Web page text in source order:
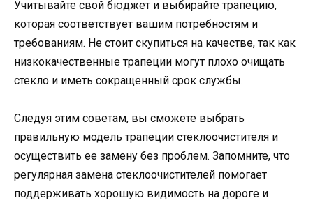
Учитывайте свой бюджет и выбирайте трапецию,
которая соответствует вашим потребностям и
требованиям. Не стоит скупиться на качестве, так как
низкокачественные трапеции могут плохо очищать
стекло и иметь сокращенный срок службы.
Следуя этим советам, вы сможете выбрать
правильную модель трапеции стеклоочистителя и
осуществить ее замену без проблем. Запомните, что
регулярная замена стеклоочистителей помогает
поддерживать хорошую видимость на дороге и